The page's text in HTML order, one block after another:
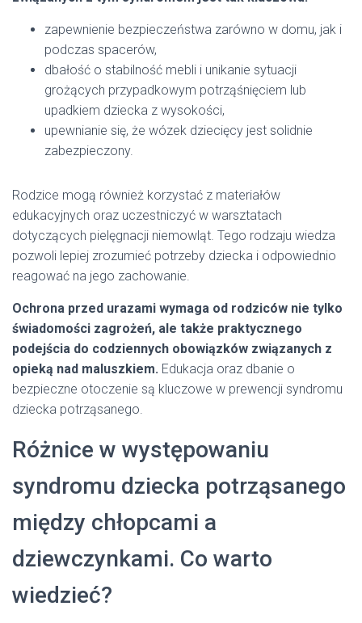
zapewnienie bezpieczeństwa zarówno w domu, jak i
podczas spacerów,
dbałość o stabilność mebli i unikanie sytuacji
grożących przypadkowym potrząśnięciem lub
upadkiem dziecka z wysokości,
upewnianie się, że wózek dziecięcy jest solidnie
zabezpieczony.
Rodzice mogą również korzystać z materiałów
edukacyjnych oraz uczestniczyć w warsztatach
dotyczących pielęgnacji niemowląt. Tego rodzaju wiedza
pozwoli lepiej zrozumieć potrzeby dziecka i odpowiednio
reagować na jego zachowanie.
Ochrona przed urazami wymaga od rodziców nie tylko
świadomości zagrożeń, ale także praktycznego
podejścia do codziennych obowiązków związanych z
opieką nad maluszkiem. Edukacja oraz dbanie o
bezpieczne otoczenie są kluczowe w prewencji syndromu
dziecka potrząsanego.
Różnice w występowaniu
syndromu dziecka potrząsanego
między chłopcami a
dziewczynkami. Co warto
wiedzieć?